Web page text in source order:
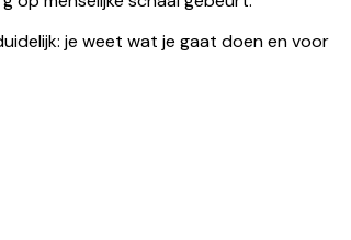
je weet wat je gaat doen en voor